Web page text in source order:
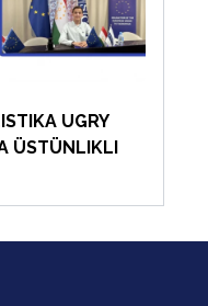
UGRY
ÜSTÜNLIKLI